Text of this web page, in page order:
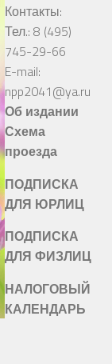
Контакты:
Тел.: 8 (495)
745-29-66
E-mail:
npp2041@ya.ru
Об издании
Схема
проезда
ПОДПИСКА
ДЛЯ ЮРЛИЦ
ПОДПИСКА
ДЛЯ ФИЗЛИЦ
НАЛОГОВЫЙ
КАЛЕНДАРЬ